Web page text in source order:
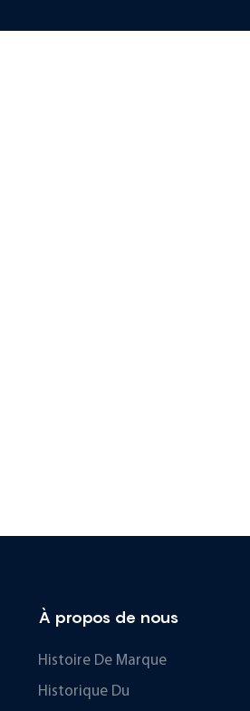
À propos de nous
Histoire De Marque
Historique Du